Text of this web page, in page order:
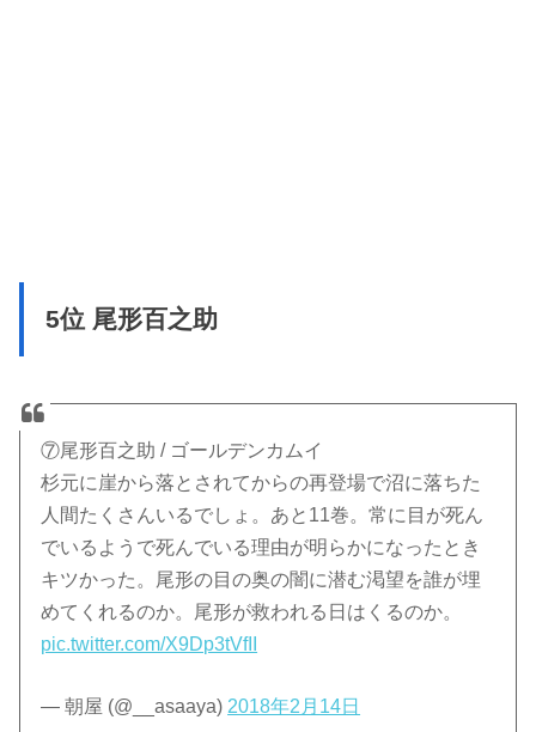
5位 尾形百之助
⑦尾形百之助 / ゴールデンカムイ
杉元に崖から落とされてからの再登場で沼に落ちた
人間たくさんいるでしょ。あと11巻。常に目が死ん
でいるようで死んでいる理由が明らかになったとき
キツかった。尾形の目の奥の闇に潜む渇望を誰が埋
めてくれるのか。尾形が救われる日はくるのか。
pic.twitter.com/X9Dp3tVfII
— 朝屋 (@__asaaya) 2018年2月14日